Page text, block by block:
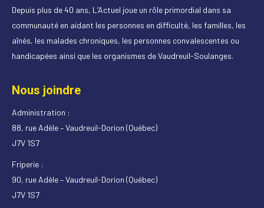
Depuis plus de 40 ans, L’Actuel joue un rôle primordial dans sa
communauté en aidant les personnes en difficulté, les familles, les
aînés, les malades chroniques, les personnes convalescentes ou
handicapées ainsi que les organismes de Vaudreuil-Soulanges.
Nous joindre
Administration :
88, rue Adèle – Vaudreuil-Dorion (Québec)
J7V 1S7
Friperie :
90, rue Adèle – Vaudreuil-Dorion (Québec)
J7V 1S7